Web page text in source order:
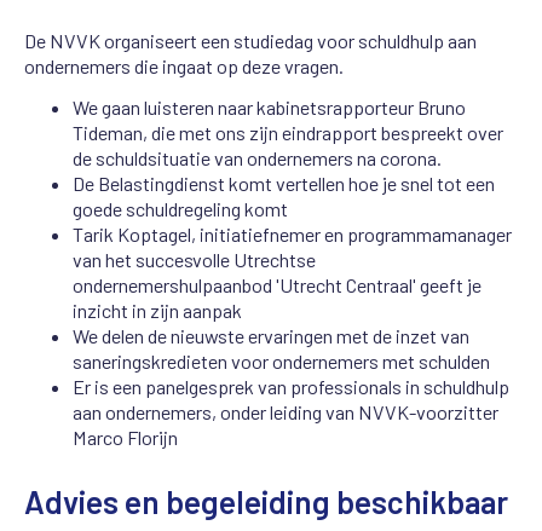
De NVVK organiseert een studiedag voor schuldhulp aan
ondernemers die ingaat op deze vragen.
We gaan luisteren naar kabinetsrapporteur Bruno
Tideman, die met ons zijn eindrapport bespreekt over
de schuldsituatie van ondernemers na corona.
De Belastingdienst komt vertellen hoe je snel tot een
goede schuldregeling komt
Tarik Koptagel, initiatiefnemer en programmamanager
van het succesvolle Utrechtse
ondernemershulpaanbod 'Utrecht Centraal' geeft je
inzicht in zijn aanpak
We delen de nieuwste ervaringen met de inzet van
saneringskredieten voor ondernemers met schulden
Er is een panelgesprek van professionals in schuldhulp
aan ondernemers, onder leiding van NVVK-voorzitter
Marco Florijn
Advies en begeleiding beschikbaar